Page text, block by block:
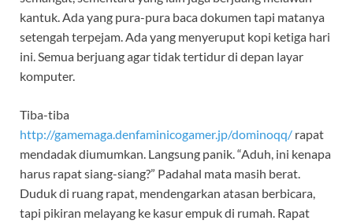
kantuk. Ada yang pura-pura baca dokumen tapi matanya
setengah terpejam. Ada yang menyeruput kopi ketiga hari
ini. Semua berjuang agar tidak tertidur di depan layar
komputer.
Tiba-tiba
http://gamemaga.denfaminicogamer.jp/dominoqq/ rapat
mendadak diumumkan. Langsung panik. “Aduh, ini kenapa
harus rapat siang-siang?” Padahal mata masih berat.
Duduk di ruang rapat, mendengarkan atasan berbicara,
tapi pikiran melayang ke kasur empuk di rumah. Rapat